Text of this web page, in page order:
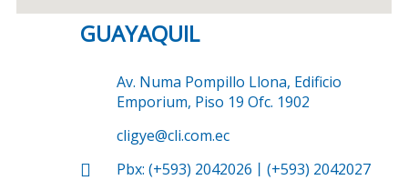
GUAYAQUIL
Av. Numa Pompillo Llona, Edificio
Emporium, Piso 19 Ofc. 1902
cligye@cli.com.ec
Pbx: (+593) 2042026丨(+593) 2042027